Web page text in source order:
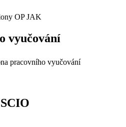
OP JAK
vyučování
pracovního vyučování